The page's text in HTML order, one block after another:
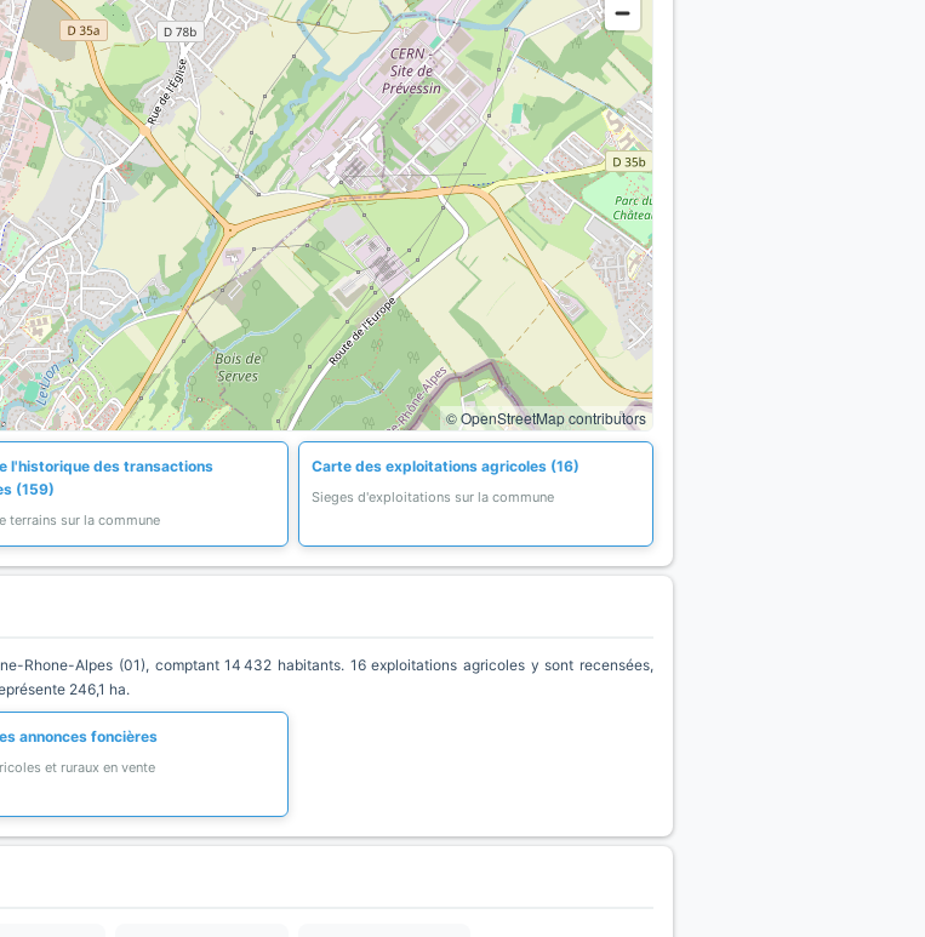
© OpenStreetMap contributors
l'historique des transactions
(159)
terrains sur la commune
Carte des exploitations agricoles (16)
Sieges d'exploitations sur la commune
Rhone-Alpes (01), comptant 14 432 habitants. 16 exploitations agricoles y sont recensées,
246,1 ha.
annonces foncières
et ruraux en vente